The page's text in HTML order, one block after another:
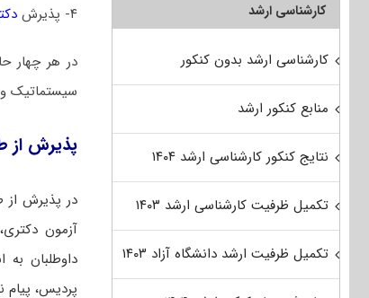
۴- پذیرش
در هر چهار
سیستماتیک و
پذیرش از
در پذیرش از
آزمون
داوطلبان
پردیس، پیام
کارشناسی ارشد
کارشناسی ارشد بدون کنکور
منابع کنکور ارشد
نتایج کنکور کارشناسی ارشد ۱۴۰۴
تکمیل ظرفیت کارشناسی ارشد ۱۴۰۳
تکمیل ظرفیت ارشد دانشگاه آزاد ۱۴۰۳